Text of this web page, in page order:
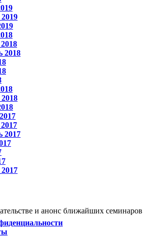
2018
2017
и анонс ближайших семинаров